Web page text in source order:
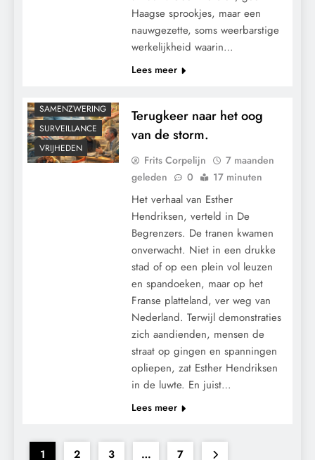
Haagse sprookjes, maar een
nauwgezette, soms weerbarstige
werkelijkheid waarin…
Lees meer
SAMENZWERING
SURVEILLANCE
VRIJHEDEN
Terugkeer naar het oog
van de storm.
Frits Corpelijn
7 maanden
geleden
0 17 minuten
Het verhaal van Esther
Hendriksen, verteld in De
Begrenzers. De tranen kwamen
onverwacht. Niet in een drukke
stad of op een plein vol leuzen
en spandoeken, maar op het
Franse platteland, ver weg van
Nederland. Terwijl demonstraties
zich aandienden, mensen de
straat op gingen en spanningen
opliepen, zat Esther Hendriksen
in de luwte. En juist…
Lees meer
1 2 3 … 7